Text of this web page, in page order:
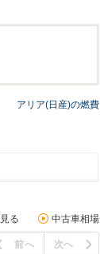
アリア(日産)の燃費
る 中古車相場
前へ 次へ